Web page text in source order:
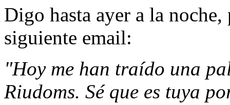
Digo hasta ayer a la
siguiente email:
"Hoy me han traído una
Riudoms. Sé que es tuya